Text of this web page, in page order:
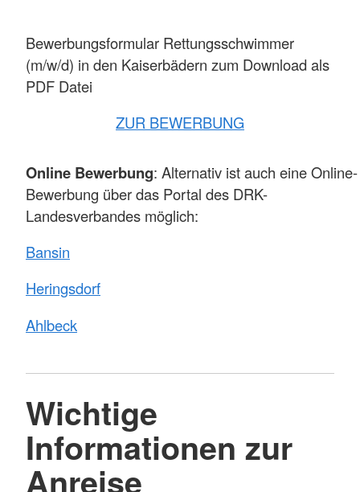
Bewerbungsformular Rettungsschwimmer
(m/w/d) in den Kaiserbädern zum Download als
PDF Datei
ZUR BEWERBUNG
Online Bewerbung: Alternativ ist auch eine Online-
Bewerbung über das Portal des DRK-
Landesverbandes möglich:
Bansin
Heringsdorf
Ahlbeck
Wichtige
Informationen zur
Anreise